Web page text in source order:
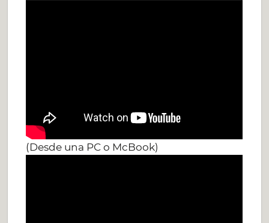
(Desde una PC o McBook)